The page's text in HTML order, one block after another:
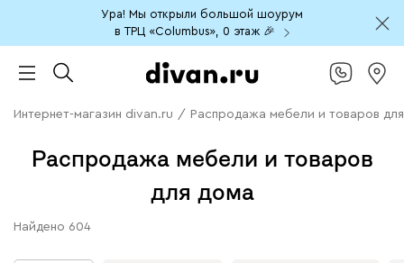
Ура! Мы открыли большой шоурум
в ТРЦ «Columbus», 0 этаж 🎉
Интернет-магазин divan.ru / Распродажа мебели и товаров
Распродажа мебели и товаров
для дома
Найдено 604